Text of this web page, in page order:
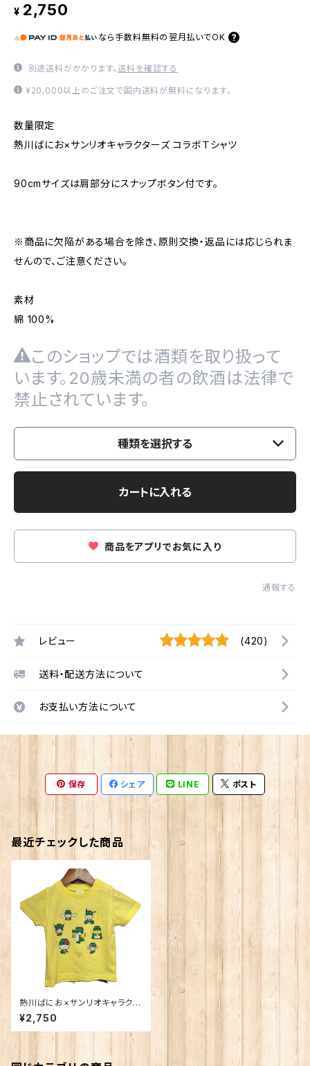
¥ 2,750
なら 手数料無料の 翌月払いでOK
別途送料がかかります。送料を確認する
¥20,000以上のご注文で国内送料が無料になります。
数量限定
熱川ばにお×サンリオキャラクターズ コラボＴシャツ
90cmサイズは肩部分にスナップボタン付です。
※商品に欠陥がある場合を除き、原則交換・返品には応じられま
せんので、ご注意ください。
素材
綿 100%
このショップでは酒類を取り扱って
います。20歳未満の者の飲酒は法律で
禁止されています。
種類を選択する
カートに入れる
商品をアプリでお気に入り
通報する
レビュー (420)
送料・配送方法について
お支払い方法について
保存 シェア LINE ポスト
最近チェックした商品
熱川ばにお×サンリオキャラクタ
ーズ コラボＴシャツ キッズサ
イズ
¥2,750